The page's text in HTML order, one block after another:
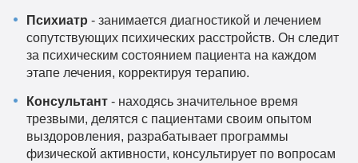
Психиатр - занимается диагностикой и лечением
сопутствующих психических расстройств. Он следит
за психическим состоянием пациента на каждом
этапе лечения, корректируя терапию.
Консультант - находясь значительное время
трезвыми, делятся с пациентами своим опытом
выздоровления, разрабатывает программы
физической активности, консультирует по вопросам